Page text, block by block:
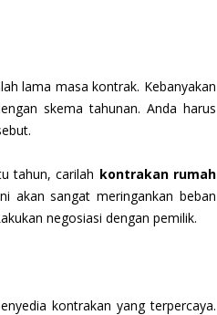
lama masa kontrak. Kebanyakan
skema tahunan. Anda harus
tahun, carilah kontrakan rumah
akan sangat meringankan beban
negosiasi dengan pemilik.
kontrakan yang terpercaya.